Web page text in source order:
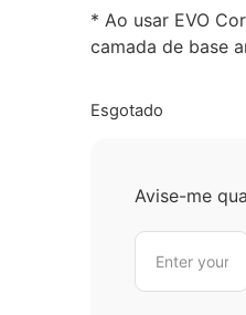
* Ao usar EVO
camada de base
Esgotado
Avise-me